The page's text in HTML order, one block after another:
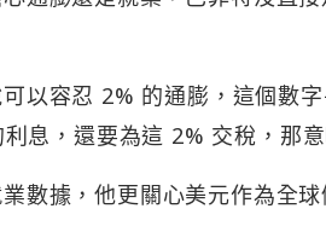
以容忍 2% 的通膨，這個數
息，還要為這 2% 交稅，那
數據，他更關心美元作為全